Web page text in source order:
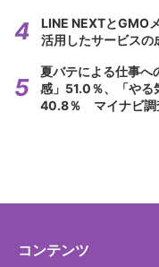
LINE NEXTとGMO
活用したサービスの
夏バテによる仕事
感」51.0％、「やる
40.8％ マイナビ調
コンテンツ